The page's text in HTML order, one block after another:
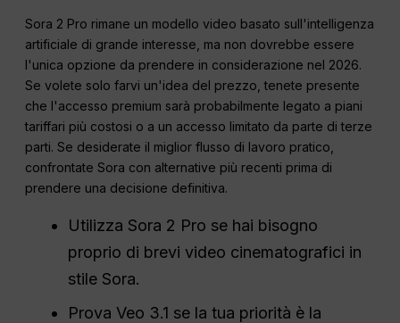
Sora 2 Pro rimane un modello video basato sull'intelligenza
artificiale di grande interesse, ma non dovrebbe essere
l'unica opzione da prendere in considerazione nel 2026.
Se volete solo farvi un'idea del prezzo, tenete presente
che l'accesso premium sarà probabilmente legato a piani
tariffari più costosi o a un accesso limitato da parte di terze
parti. Se desiderate il miglior flusso di lavoro pratico,
confrontate Sora con alternative più recenti prima di
prendere una decisione definitiva.
Utilizza Sora 2 Pro se hai bisogno
proprio di brevi video cinematografici in
stile Sora.
Prova Veo 3.1 se la tua priorità è la